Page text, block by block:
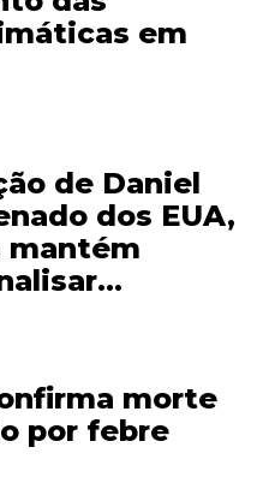
em
de Daniel
dos EUA,
mantém
morte
por febre